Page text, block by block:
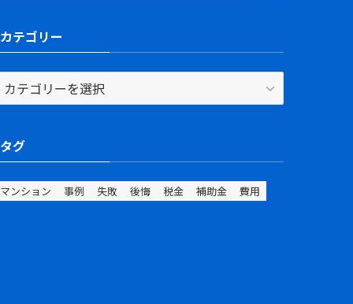
カテゴリー
タグ
マンション 事例 失敗 後悔 税金 補助金 費用